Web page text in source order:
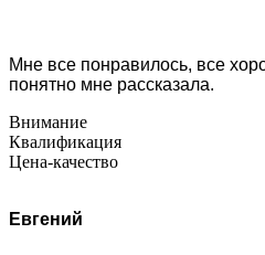
Мне все понравилось, все
понятно мне рассказала.
Внимание
Квалификация
Цена-качество
Евгений